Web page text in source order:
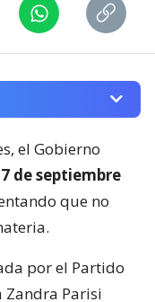
el Gobierno
de septiembre
que no
por el Partido
Parisi